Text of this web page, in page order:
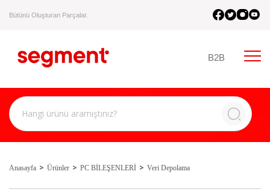
Bütünü Oluşturan Parçalar.
B2B
Anasayfa Ürünler PC BİLEŞENLERİ Veri Depolama